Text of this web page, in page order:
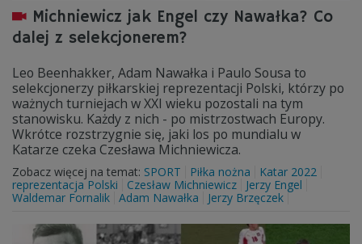
Michniewicz jak Engel czy Nawałka? Co
dalej z selekcjonerem?
Leo Beenhakker, Adam Nawałka i Paulo Sousa to
selekcjonerzy piłkarskiej reprezentacji Polski, którzy po
ważnych turniejach w XXI wieku pozostali na tym
stanowisku. Każdy z nich - po mistrzostwach Europy.
Wkrótce rozstrzygnie się, jaki los po mundialu w
Katarze czeka Czesława Michniewicza.
Zobacz więcej na temat: SPORT Piłka nożna
Katar 2022
reprezentacja Polski
Czesław Michniewicz
Jerzy Engel
Waldemar Fornalik Adam Nawałka Jerzy Brzęczek